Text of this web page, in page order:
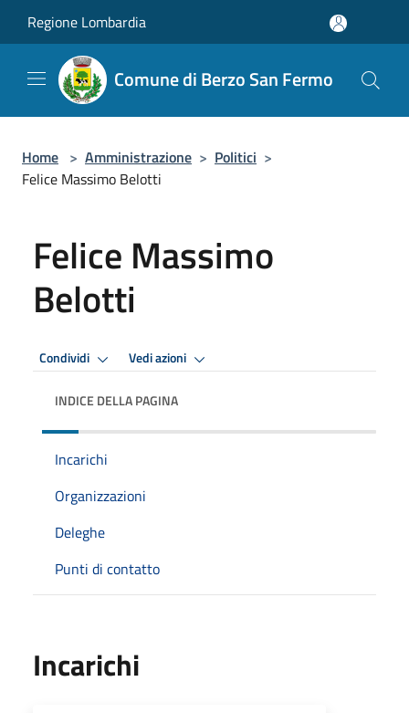
Regione Lombardia
Comune di Berzo San Fermo
Home > Amministrazione > Politici >
Felice Massimo Belotti
Felice Massimo
Belotti
Condividi Vedi azioni
INDICE DELLA PAGINA
Incarichi
Organizzazioni
Deleghe
Punti di contatto
Incarichi